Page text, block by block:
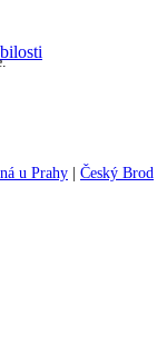
u Prahy | Český Brod